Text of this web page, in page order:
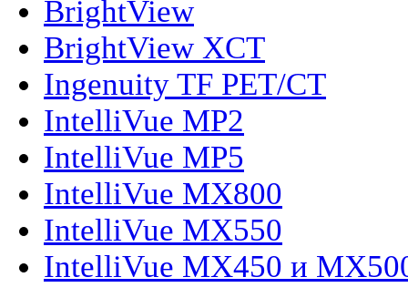
BrightView
BrightView XCT
Ingenuity TF PET/CT
IntelliVue MP2
IntelliVue MP5
IntelliVue MX800
IntelliVue MX550
IntelliVue MX450 и